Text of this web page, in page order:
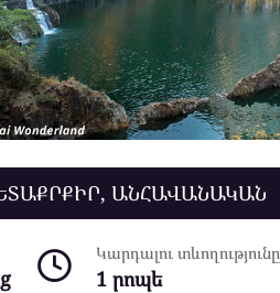
ԱՆՀԱՎԱՆԱԿԱՆ
Կարդալու տևողությունը
1 րոպե